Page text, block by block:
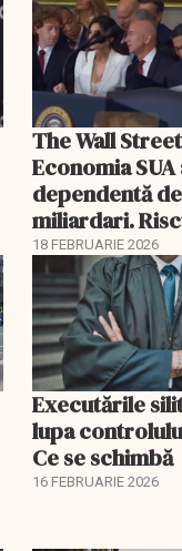
The Wall
Economia
dependentă de
miliardari.
pentru burse
18 FEBRUARIE 2026
Executările
lupa
Ce se schimbă
16 FEBRUARIE 2026